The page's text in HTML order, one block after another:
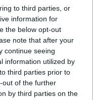
to third parties, or
information for
the below opt-out
note that after your
continue seeing
information utilized by
third parties prior to
out of the further
by third parties on the
βάση το εισόδημά
υποβολής της
οι θεατρικές
μορφής, που
νομοθεσία.